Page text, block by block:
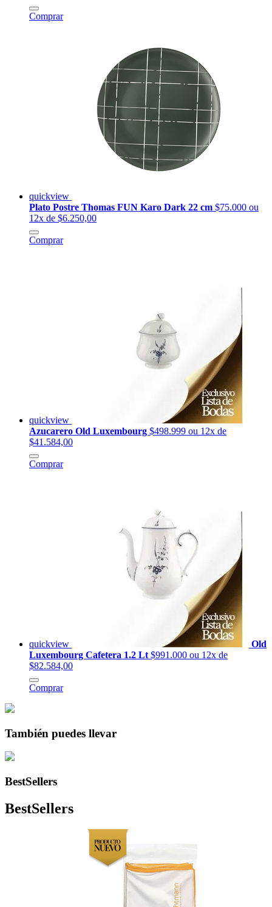
Comprar
quickview
Plato Postre Thomas FUN Karo Dark 22 cm $75.000 ou
12x de $6.250,00
Comprar
quickview
Azucarero Old Luxembourg $498.999 ou 12x de
$41.584,00
Comprar
quickview
Old
Luxembourg Cafetera 1.2 Lt $991.000 ou 12x de
$82.584,00
Comprar
También puedes llevar
BestSellers
BestSellers